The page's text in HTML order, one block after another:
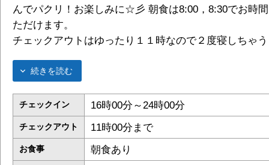
んでパクリ！お楽しみに☆彡 朝食は8:00，8:30でお時
ただけます。
チェックアウトはゆったり１１時なので２度寝しちゃ
続きを読む
チェックイン 16時00分～24時00分
チェックアウト 11時00分まで
お食事 朝食あり